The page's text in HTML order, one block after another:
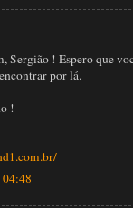
Sergião ! Espero que
por lá.
!
04:48